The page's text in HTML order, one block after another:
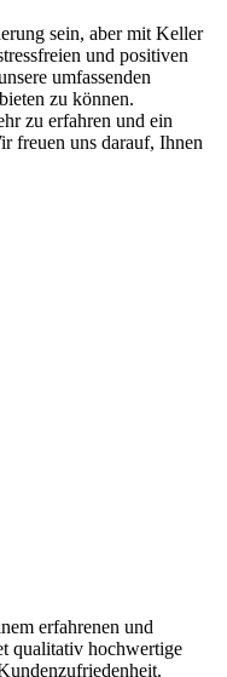
sein, aber mit Keller
und positiven
umfassenden
zu können.
zu erfahren und ein
freuen uns darauf, Ihnen
erfahrenen und
qualitativ hochwertige